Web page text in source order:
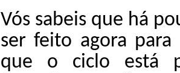
Vós sabeis que há
ser feito agora
que o ciclo está